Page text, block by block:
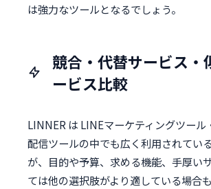
は強力なツールとなるでしょう。
競合・代替サービス・
ービス比較
LINNER は LINEマーケティングツー
配信ツールの中でも広く利用されてい
が、目的や予算、求める機能、手厚い
ては他の選択肢がより適している場合も